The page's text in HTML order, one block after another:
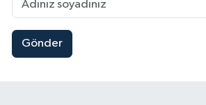
Gönder